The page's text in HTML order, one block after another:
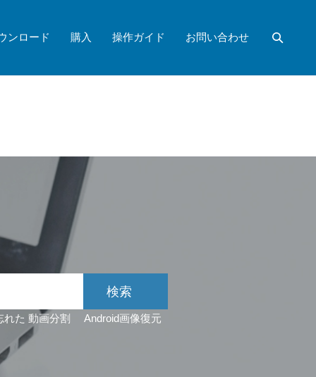
ンロード 購入 操作ガイド お問い合わせ
れた 動画分割 Android画像復元